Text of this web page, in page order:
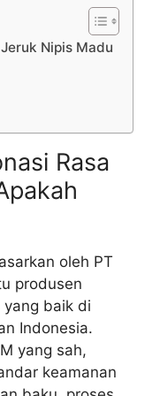
Nipis Madu
Rasa
oleh PT
produsen
yang baik di
Indonesia.
yang sah,
keamanan